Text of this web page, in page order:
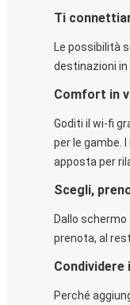
Ti
Le possibilità
destinazioni in
Comfort in
Goditi il wi-fi
per le gambe.
apposta per
Scegli,
Dallo
prenota, al
Condividere
Perché